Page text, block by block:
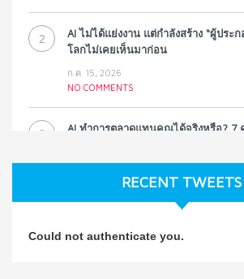
2
AI ไม่ได้แย่งงาน แต่กำลังสร้าง “ผู้ประ
โลกไม่เคยเห็นมาก่อน
ก.ค. 15, 2026
NO COMMENTS
3
AI ทำการตลาดแทนคุณได้จริงหรือ? 7
NO COMMENTS
Koe ในแบบอาจารย์บอม
RECENT TWEETS
Could not authenticate you.